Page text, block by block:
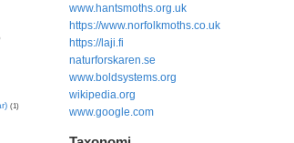
www.hantsmoths.org.uk
https://www.norfolkmoths.co.uk
https://laji.fi
naturforskaren.se
www.boldsystems.org
wikipedia.org
www.google.com
(1)